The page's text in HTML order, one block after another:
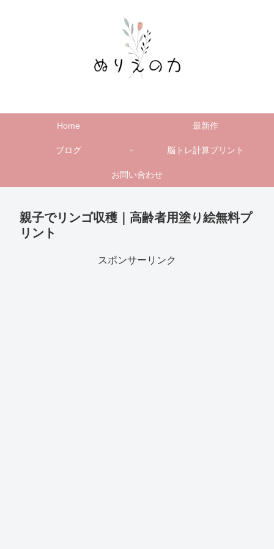
Home 最新作
ブログ 脳トレ計算プリント
お問い合わせ
親子でリンゴ収穫｜高齢者用塗り絵無料プ
リント
スポンサーリンク